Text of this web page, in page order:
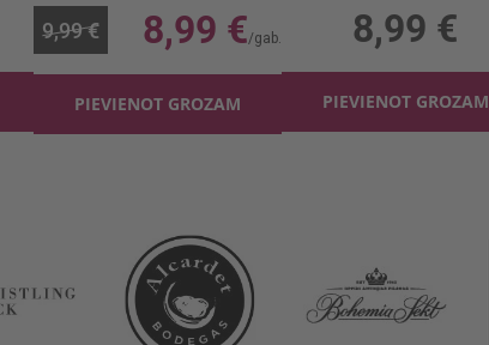
9,99 € 8,99 €
PIEVIENOT GROZAM
8,99 €
PIEVIENOT GROZAM